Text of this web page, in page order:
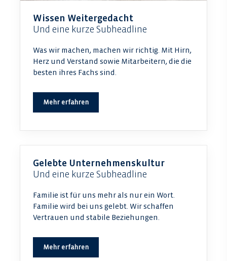
Wissen Weitergedacht
Und eine kurze Subheadline
Was wir machen, machen wir richtig. Mit Hirn,
Herz und Verstand sowie Mitarbeitern, die die
besten ihres Fachs sind.
Mehr erfahren
Gelebte Unternehmenskultur
Und eine kurze Subheadline
Familie ist für uns mehr als nur ein Wort.
Familie wird bei uns gelebt. Wir schaffen
Vertrauen und stabile Beziehungen.
Mehr erfahren